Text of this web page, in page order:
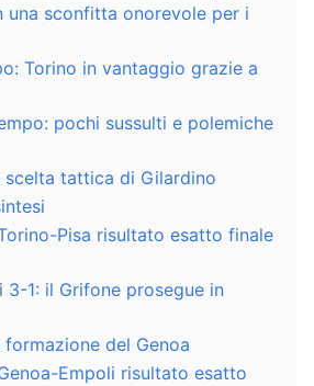
una sconfitta onorevole per i
Torino in vantaggio grazie a
pochi sussulti e polemiche
scelta tattica di Gilardino
Pisa risultato esatto finale
3-1: il Grifone prosegue in
formazione del Genoa
Empoli risultato esatto